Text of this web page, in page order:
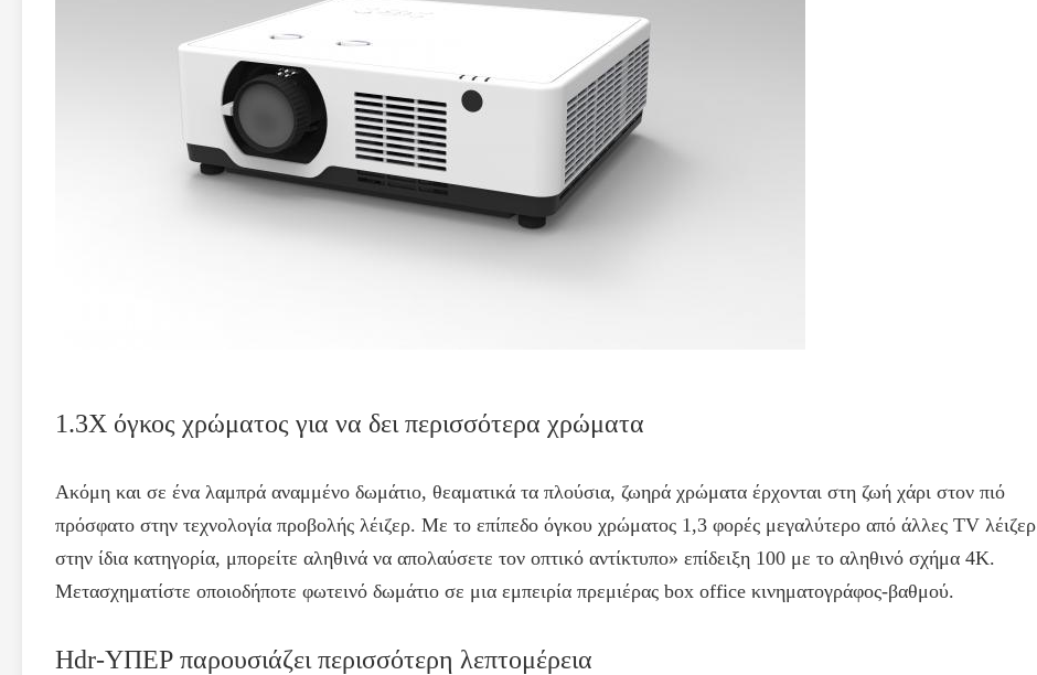
1.3X όγκος χρώματος για να δει περισσότερα χρώματα
Ακόμη και σε ένα λαμπρά αναμμένο δωμάτιο, θεαματικά τα πλούσια, ζωηρά χρώματα έρχονται στη ζωή χάρι στον πιό
πρόσφατο στην τεχνολογία προβολής λέιζερ. Με το επίπεδο όγκου χρώματος 1,3 φορές μεγαλύτερο από άλλες TV λέιζερ
στην ίδια κατηγορία, μπορείτε αληθινά να απολαύσετε τον οπτικό αντίκτυπο» επίδειξη 100 με το αληθινό σχήμα 4K.
Μετασχηματίστε οποιοδήποτε φωτεινό δωμάτιο σε μια εμπειρία πρεμιέρας box office κινηματογράφος-βαθμού.
Hdr-ΥΠΕΡ παρουσιάζει περισσότερη λεπτομέρεια